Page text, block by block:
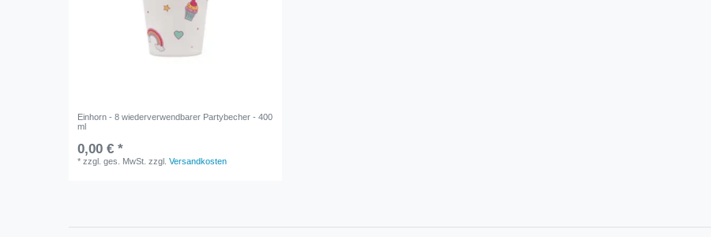
Einhorn - 8 wiederverwendbarer Partybecher - 400
ml
0,00 € *
*zzgl. ges. MwSt. zzgl.Versandkosten